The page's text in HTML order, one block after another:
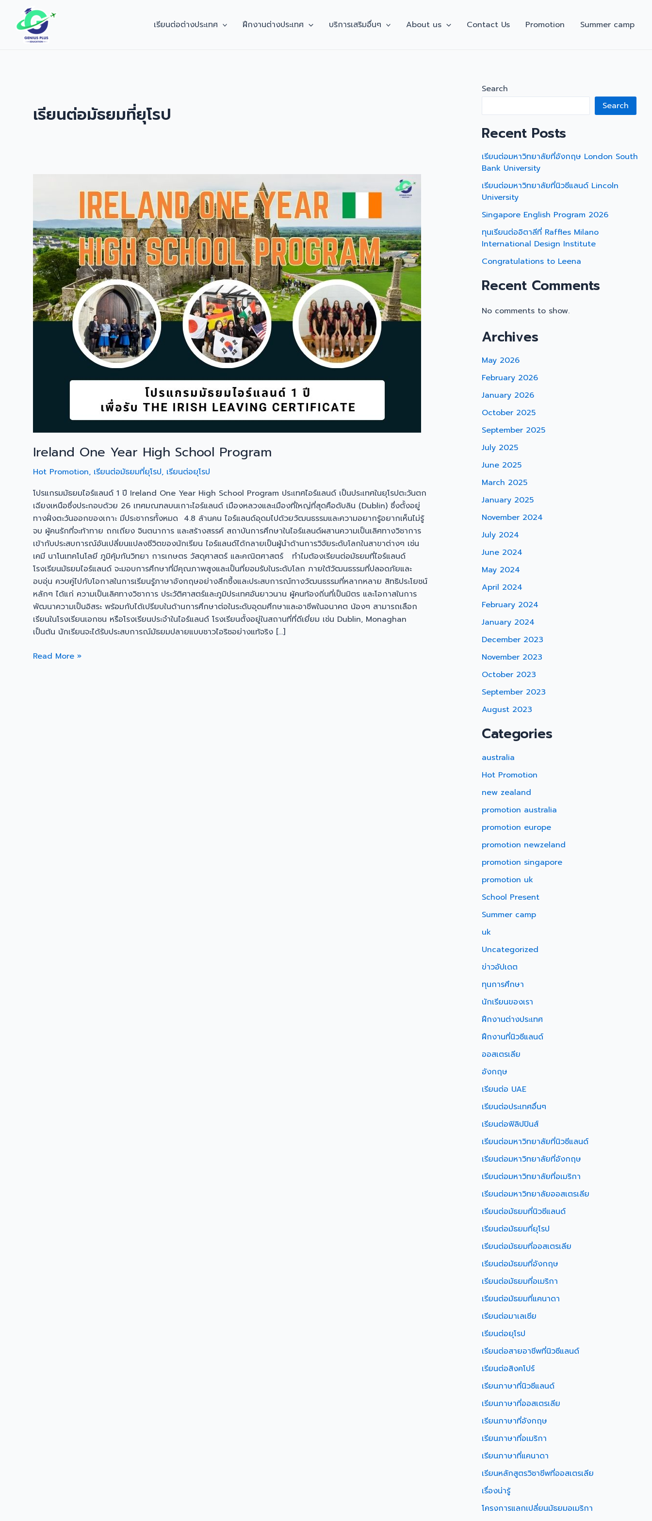
content
เรียนต่อต่างประเทศ ฝึกงานต่างประเทศ บริการเสริมอื่นๆ About us Contact Us Promotion Summer camp
เรียนต่อมัธยมที่ยุโรป
Ireland One Year High School Program
Hot Promotion, เรียนต่อมัธยมที่ยุโรป, เรียนต่อยุโรป
โปรแกรมมัธยมไอร์แลนด์ 1 ปี Ireland One Year High School Program ประเทศไอร์แลนด์ เป็นประเทศในยุโรปตะวันตก
เฉียงเหนือซึ่งประกอบด้วย 26 เทศมณฑลบนเกาะไอร์แลนด์ เมืองหลวงและเมืองที่ใหญ่ที่สุดคือดับลิน (Dublin) ซึ่งตั้งอยู่
ทางฝั่งตะวันออกของเกาะ มีประชากรทั้งหมด 4.8 ล้านคน ไอร์แลนด์อุดมไปด้วยวัฒนธรรมและความอยากรู้อยากเห็นไม่รู้
จบ ผู้คนรักที่จะท้าทาย ถกเถียง จินตนาการ และสร้างสรรค์ สถาบันการศึกษาในไอร์แลนด์ผสานความเป็นเลิศทางวิชาการ
เข้ากับประสบการณ์อันเปลี่ยนแปลงชีวิตของนักเรียน ไอร์แลนด์ได้กลายเป็นผู้นำด้านการวิจัยระดับโลกในสาขาต่างๆ เช่น
เคมี นาโนเทคโนโลยี ภูมิคุ้มกันวิทยา การเกษตร วัสดุศาสตร์ และคณิตศาสตร์ ทำไมต้องเรียนต่อมัธยมที่ไอร์แลนด์
โรงเรียนมัธยมไอร์แลนด์ จะมอบการศึกษาที่มีคุณภาพสูงและเป็นที่ยอมรับในระดับโลก ภายใต้วัฒนธรรมที่ปลอดภัยและ
อบอุ่น ควบคู่ไปกับโอกาสในการเรียนรู้ภาษาอังกฤษอย่างลึกซึ้งและประสบการณ์ทางวัฒนธรรมที่หลากหลาย สิทธิประโยชน์
หลักๆ ได้แก่ ความเป็นเลิศทางวิชาการ ประวัติศาสตร์และภูมิประเทศอันยาวนาน ผู้คนท้องถิ่นที่เป็นมิตร และโอกาสในการ
พัฒนาความเป็นอิสระ พร้อมกับได้เปรียบในด้านการศึกษาต่อในระดับอุดมศึกษาและอาชีพในอนาคต น้องๆ สามารถเลือก
เรียนในโรงเรียนเอกชน หรือโรงเรียนประจำในไอร์แลนด์ โรงเรียนตั้งอยู่ในสถานที่ที่ดีเยี่ยม เช่น Dublin, Monaghan
เป็นต้น นักเรียนจะได้รับประสบการณ์มัธยมปลายแบบชาวไอริชอย่างแท้จริง […]
High
School
Program
Read More »
Search
Search
Recent Posts
เรียนต่อมหาวิทยาลัยที่อังกฤษ London South
Bank University
เรียนต่อมหาวิทยาลัยที่นิวซีแลนด์ Lincoln
University
Singapore English Program 2026
ทุนเรียนต่ออิตาลีที่ Raffles Milano
International Design Institute
Congratulations to Leena
Recent Comments
No comments to show.
Archives
May 2026
February 2026
January 2026
October 2025
September 2025
July 2025
June 2025
March 2025
January 2025
November 2024
July 2024
June 2024
May 2024
April 2024
February 2024
January 2024
December 2023
November 2023
October 2023
September 2023
August 2023
Categories
australia
Hot Promotion
new zealand
promotion australia
promotion europe
promotion newzeland
promotion singapore
promotion uk
School Present
Summer camp
uk
Uncategorized
ข่าวอัปเดต
ทุนการศึกษา
นักเรียนของเรา
ฝึกงานต่างประเทศ
ฝึกงานที่นิวซีแลนด์
ออสเตรเลีย
อังกฤษ
เรียนต่อ UAE
เรียนต่อประเทศอื่นๆ
เรียนต่อฟิลิปปินส์
เรียนต่อมหาวิทยาลัยที่นิวซีแลนด์
เรียนต่อมหาวิทยาลัยที่อังกฤษ
เรียนต่อมหาวิทยาลัยที่อเมริกา
เรียนต่อมหาวิทยาลัยออสเตรเลีย
เรียนต่อมัธยมที่นิวซีแลนด์
เรียนต่อมัธยมที่ยุโรป
เรียนต่อมัธยมที่ออสเตรเลีย
เรียนต่อมัธยมที่อังกฤษ
เรียนต่อมัธยมที่อเมริกา
เรียนต่อมัธยมที่แคนาดา
เรียนต่อมาเลเซีย
เรียนต่อยุโรป
เรียนต่อสายอาชีพที่นิวซีแลนด์
เรียนต่อสิงคโปร์
เรียนภาษาที่นิวซีแลนด์
เรียนภาษาที่ออสเตรเลีย
เรียนภาษาที่อังกฤษ
เรียนภาษาที่อเมริกา
เรียนภาษาที่แคนาดา
เรียนหลักสูตรวิชาชีพที่ออสเตรเลีย
เรื่องน่ารู้
โครงการแลกเปลี่ยนมัธยมอเมริกา